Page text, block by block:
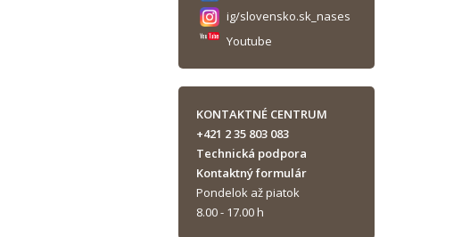
ig/slovensko.sk_nases
Youtube
KONTAKTNÉ CENTRUM
+421 2 35 803 083
Technická podpora
Kontaktný formulár
Pondelok až piatok
8.00 - 17.00 h